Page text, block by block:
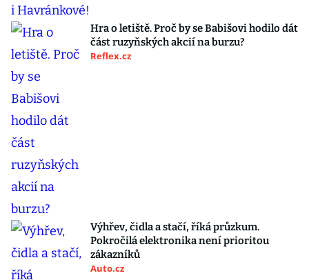
Hra o letiště. Proč by se Babišovi hodilo dát
část ruzyňských akcií na burzu?
Reflex.cz
Výhřev, čidla a stačí, říká průzkum.
Pokročilá elektronika není prioritou
zákazníků
Auto.cz